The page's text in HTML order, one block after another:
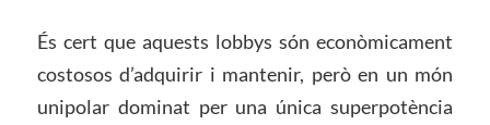
És cert que aquests lobbys són econòmicament
costosos d’adquirir i mantenir, però en un món
unipolar dominat per una única superpotència